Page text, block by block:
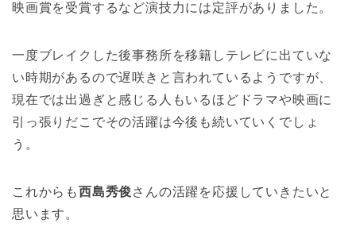
映画賞を受賞するなど演技力には定評がありました。
一度ブレイクした後事務所を移籍しテレビに出ていな
い時期があるので遅咲きと言われているようですが、
現在では出過ぎと感じる人もいるほどドラマや映画に
引っ張りだこでその活躍は今後も続いていくでしょ
う。
これからも西島秀俊 さんの活躍を応援していきたいと
思います。